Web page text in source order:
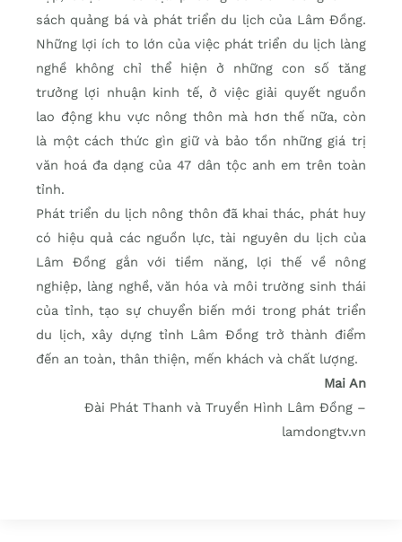
sách quảng bá và phát triển du lịch của Lâm Đồng.
Những lợi ích to lớn của việc phát triển du lịch làng
nghề không chỉ thể hiện ở những con số tăng
trưởng lợi nhuận kinh tế, ở việc giải quyết nguồn
lao động khu vực nông thôn mà hơn thế nữa, còn
là một cách thức gìn giữ và bảo tồn những giá trị
văn hoá đa dạng của 47 dân tộc anh em trên toàn
tỉnh.
Phát triển du lịch nông thôn đã khai thác, phát huy
có hiệu quả các nguồn lực, tài nguyên du lịch của
Lâm Đồng gắn với tiềm năng, lợi thế về nông
nghiệp, làng nghề, văn hóa và môi trường sinh thái
của tỉnh, tạo sự chuyển biến mới trong phát triển
du lịch, xây dựng tỉnh Lâm Đồng trở thành điểm
đến an toàn, thân thiện, mến khách và chất lượng.
Mai An
Đài Phát Thanh và Truyền Hình Lâm Đồng –
lamdongtv.vn